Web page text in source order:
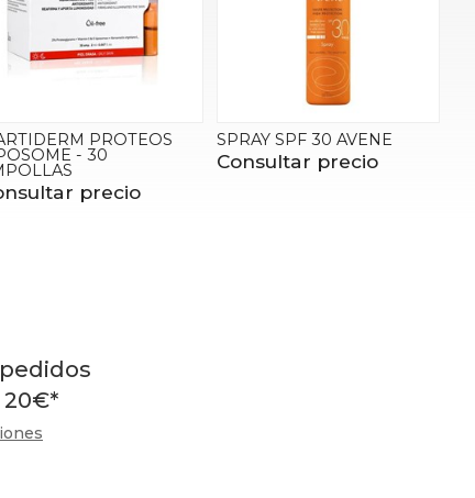
PROTEOS
- 30
precio
SPRAY SPF 30 AVENE
Consultar precio
20€*